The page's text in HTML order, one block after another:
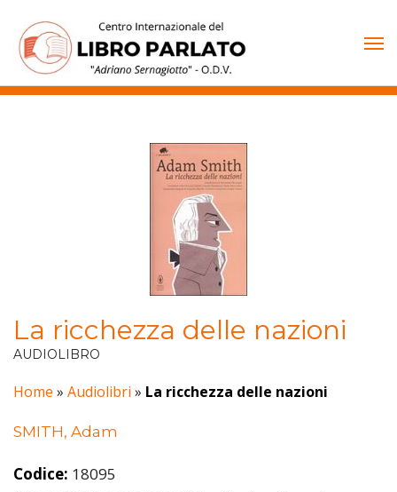
contenuto
La ricchezza delle nazioni
AUDIOLIBRO
Home » Audiolibri » La ricchezza delle nazioni
SMITH, Adam
Codice: 18095